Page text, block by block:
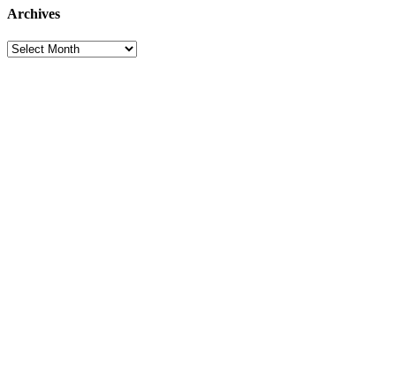
Archives
Archives